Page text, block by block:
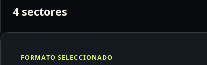
4 sectores
FORMATO SELECCIONADO